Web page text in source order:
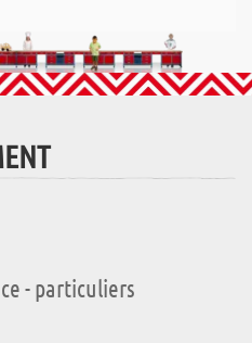
- particuliers